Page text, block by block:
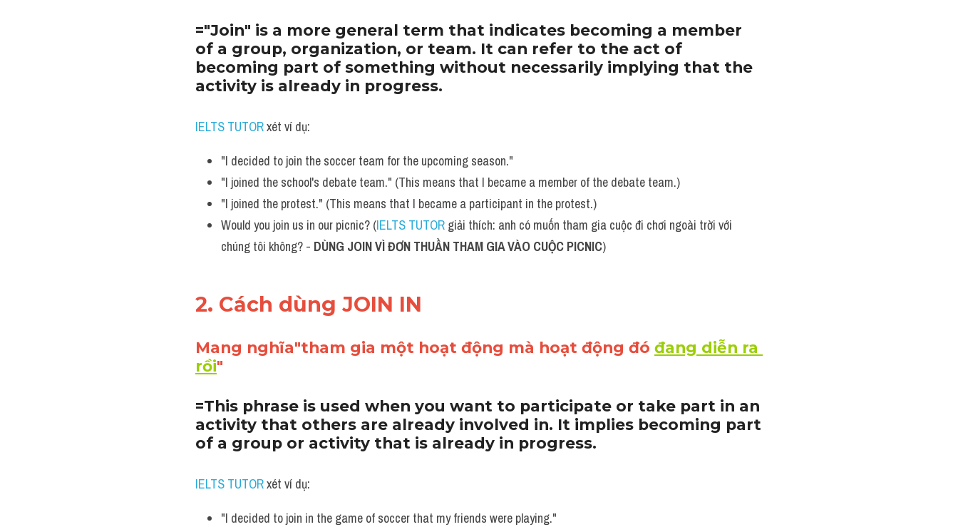
="Join" is a more general term that indicates becoming a member
of a group, organization, or team. It can refer to the act of
becoming part of something without necessarily implying that the
activity is already in progress.
IELTS TUTOR xét ví dụ:
"I decided to join the soccer team for the upcoming season."
"I joined the school's debate team." (This means that I became a member of the debate team.)
"I joined the protest." (This means that I became a participant in the protest.)
Would you join us in our picnic? (IELTS TUTOR giải thích: anh có muốn tham gia cuộc đi chơi ngoài trời với
chúng tôi không? - DÙNG JOIN VÌ ĐƠN THUẦN THAM GIA VÀO CUỘC PICNIC)
2. Cách dùng JOIN IN
Mang nghĩa"tham gia một hoạt động mà hoạt động đó đang diễn ra
rồi"
=This phrase is used when you want to participate or take part in an
activity that others are already involved in. It implies becoming part
of a group or activity that is already in progress.
IELTS TUTOR xét ví dụ:
"I decided to join in the game of soccer that my friends were playing."